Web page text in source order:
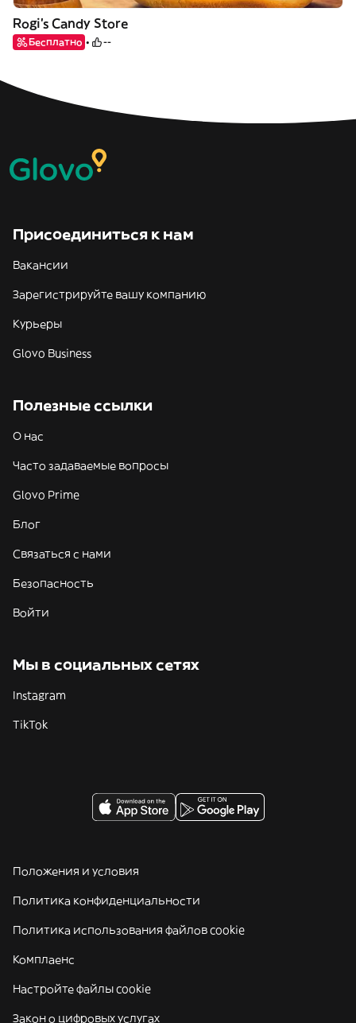
Rogi's Candy Store
Бесплатно --
Присоединиться к нам
Вакансии
Зарегистрируйте вашу компанию
Курьеры
Glovo Business
Полезные ссылки
О нас
Часто задаваемые вопросы
Glovo Prime
Блог
Связаться с нами
Безопасность
Войти
Мы в социальных сетях
Instagram
TikTok
Положения и условия
Политика конфиденциальности
Политика использования файлов cookie
Комплаенс
Настройте файлы cookie
Закон о цифровых услугах